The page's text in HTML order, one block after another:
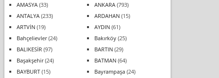
AMASYA(33) ANKARA(793)
ANTALYA(233) ARDAHAN(15)
ARTVİN(19) AYDIN(61)
Bahçelievler(24) Bakırköy(25)
BALIKESİR (97) BARTIN(29)
Başakşehir(24) BATMAN(64)
BAYBURT(15) Bayrampaşa(24)